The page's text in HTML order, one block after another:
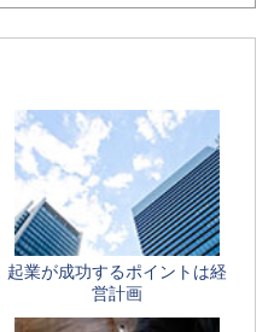
起業が成功するポイントは経
営計画